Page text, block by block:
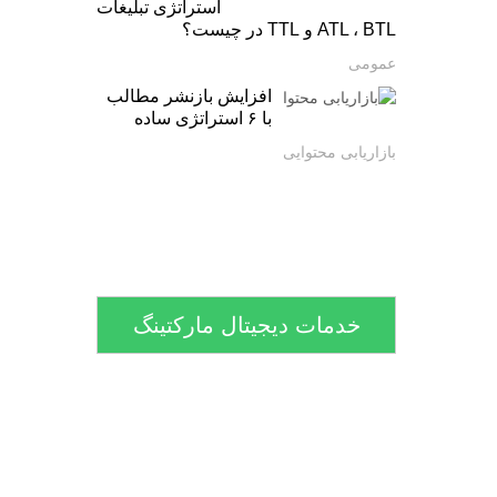
استراتژی تبلیغات
ATL ، BTL و TTL در چیست؟
عمومی
افزایش بازنشر مطالب
با ۶ استراتژی ساده
بازاریابی محتوایی
خدمات دیجیتال مارکتینگ